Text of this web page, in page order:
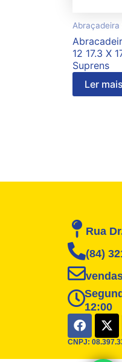
Abraçadeira
12 17.3 X
Suprens
Ler mais
Rua
(84)
12:00
F
a
c
e
X
-
t
w
CNPJ: